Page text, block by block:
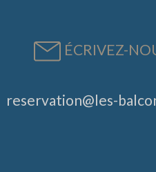
ÉCRIVEZ-
reservation@les-